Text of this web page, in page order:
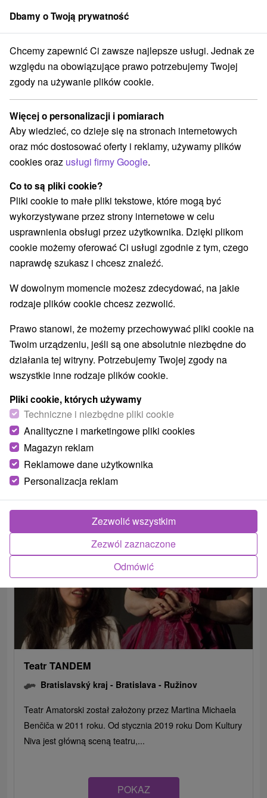
członek grupySorger
Atrakcje na Słowacji Teatry południowa Słowacja
Teatry południowa Słowacja
Kategorie
Wszystkie kategorie
Rafting, rafting, rafting(2)
Wieże obserwacyjne i chodniki(12)
Zamki, pałace, ruiny (11)
Skanseny(3) Teatry(7) Zamki(2)
Miejsca sakralne (6) Areny laserowe i paintball
Obiekty architektoniczne(9)
Parki miejskie i zamkowe (5) Źródła(2)
Pola golfowe(7) Tory gokartowe(3) Szlaki winne
Túry a turistické chodníky
Jaskinie(1) Tory bobslejowe(1) Kolejki linowe(2)
Atrakcje z adrenaliną(6) Atrakcje turystyczne
Ogrody zoologiczne i fermy zwierząt(4)
Ogrody botaniczne (1)
Jeziora, jeziora, zbiorniki wodne(6)
Atrakcje dla dzieci(47) Zabytki techniki
Wodospady(1) Aquaparki, baseny
Planetarium i obserwatorium(1)
Ośrodki i miasteczka dziecięce (2)
Wsie i miasta
Bratislava - Staré Mesto(5)
Teatr TANDEM
Bratislavský kraj - Bratislava - Ružinov
Teatr Amatorski został założony przez Martina Michaela
Benčiča w 2011 roku. Od stycznia 2019 roku Dom Kultury
Niva jest główną sceną teatru,...
POKAZ
Dbamy o Twoją prywatność
Chcemy zapewnić Ci zawsze najlepsze usługi. Jednak ze
względu na obowiązujące prawo potrzebujemy Twojej
zgody na używanie plików cookie.
Więcej o personalizacji i pomiarach
Aby wiedzieć, co dzieje się na stronach internetowych
oraz móc dostosować oferty i reklamy, używamy plików
cookies oraz usługi firmy Google.
Co to są pliki cookie?
Pliki cookie to małe pliki tekstowe, które mogą być
wykorzystywane przez strony internetowe w celu
usprawnienia obsługi przez użytkownika. Dzięki plikom
cookie możemy oferować Ci usługi zgodnie z tym, czego
naprawdę szukasz i chcesz znaleźć.
W dowolnym momencie możesz zdecydować, na jakie
rodzaje plików cookie chcesz zezwolić.
Prawo stanowi, że możemy przechowywać pliki cookie na
Twoim urządzeniu, jeśli są one absolutnie niezbędne do
działania tej witryny. Potrzebujemy Twojej zgody na
wszystkie inne rodzaje plików cookie.
Pliki cookie, których używamy
Techniczne i niezbędne pliki cookie
Analityczne i marketingowe pliki cookies
Magazyn reklam
Reklamowe dane użytkownika
Personalizacja reklam
Odmówić
Zezwól zaznaczone
Zezwolić wszystkim